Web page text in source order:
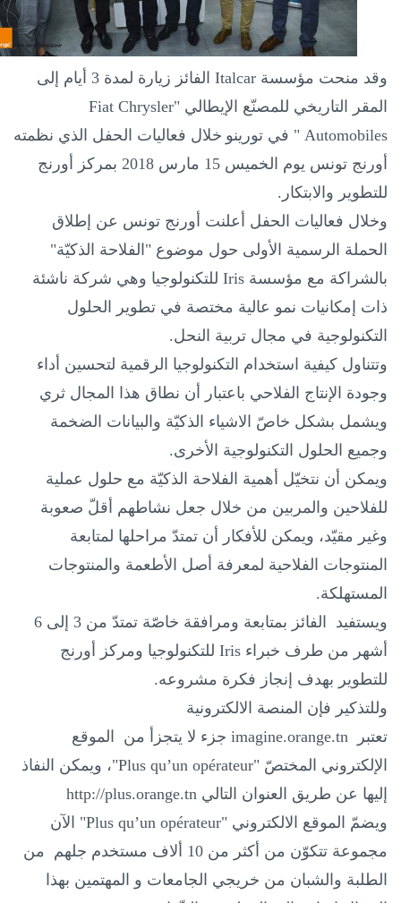
وقد منحت مؤسسة Italcar
الفائز زيارة لمدة 3 أيام إلى
المقر التاريخي للمصنّع الإيطالي "Fiat Chrysler
Automobiles " في تورينو خلال فعاليات الحفل الذي نظمته
أورنج تونس يوم الخميس 15 مارس 2018 بمركز أورنج
للتطوير والابتكار.
وخلال فعاليات الحفل أعلنت أورنج تونس عن إطلاق
الحملة الرسمية الأولى حول موضوع "الفلاحة الذكيّة"
بالشراكة مع مؤسسة Iris للتكنولوجيا وهي شركة ناشئة
ذات إمكانيات نمو عالية مختصة في تطوير الحلول
التكنولوجية في مجال تربية النحل.
وتتناول كيفية استخدام التكنولوجيا الرقمية لتحسين أداء
وجودة الإنتاج الفلاحي باعتبار أن نطاق هذا المجال ثري
ويشمل بشكل خاصّ الاشياء الذكيّة والبيانات الضخمة
وجميع الحلول التكنولوجية الأخرى.
ويمكن أن نتخيّل أهمية الفلاحة الذكيّة مع حلول عملية
للفلاحين والمربين من خلال جعل نشاطهم أقلّ صعوبة
وغير مقيّد، ويمكن للأفكار أن تمتدّ مراحلها لمتابعة
المنتوجات الفلاحية لمعرفة أصل الأطعمة والمنتوجات
المستهلكة.
ويستفيد الفائز بمتابعة ومرافقة خاصّة تمتدّ من 3 إلى 6
أشهر من طرف خبراء Iris للتكنولوجيا ومركز أورنج
للتطوير بهدف إنجاز فكرة مشروعه.
وللتذكير فإن المنصة الالكترونية
تعتبر imagine.orange.tn جزء لا يتجزأ من الموقع
الإلكتروني المختصّ "Plus qu’un opérateur"، ويمكن النفاذ
إليها عن طريق العنوان التالي http://plus.orange.tn
ويضمّ الموقع الالكتروني "Plus qu’un opérateur" الآن
مجموعة تتكوّن من أكثر من 10 ألاف مستخدم جلهم من
الطلبة والشبان من خريجي الجامعات و المهتمين بهذا